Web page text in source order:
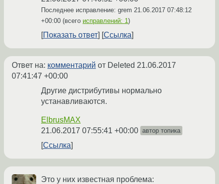
Последнее исправление: grem 21.06.2017 07:48:12
+00:00 (всего исправлений: 1)
Показать ответ Ссылка
Ответ на: комментарий от Deleted 21.06.2017
07:41:47 +00:00
Другие дистрибутивы нормально
устанавливаются.
ElbrusMAX
21.06.2017 07:55:41 +00:00 автор топика
Ссылка
Это у них известная проблема: